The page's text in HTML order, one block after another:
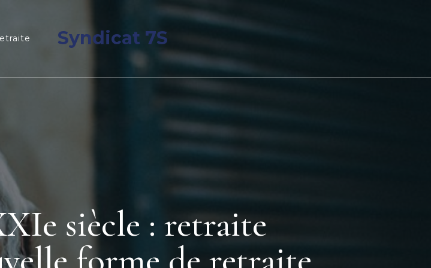
Syndicat 7S
siècle : retraite